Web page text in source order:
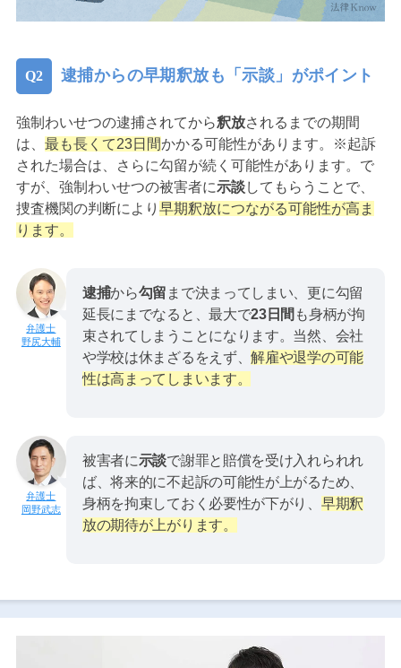
逮捕からの早期釈放も「示談」がポイント
強制わいせつの逮捕されてから釈放されるまでの期間
は、 最も長くて23日間かかる可能性があります。※起訴
された場合は、さらに勾留が続く可能性があります。で
すが、強制わいせつの被害者に示談してもらうことで、
捜査機関の判断により 早期釈放につながる可能性が高ま
ります。
野尻大輔
逮捕から勾留 まで決まってしまい、更に勾留
延長にまでなると、最大で23日間 も身柄が拘
束されてしまうことになります。当然、会社
や学校は休まざるをえず、解雇や退学の可能
性は高まってしまいます。
岡野武志
被害者に示談で謝罪と賠償を受け入れられれ
ば、将来的に不起訴の可能性が上がるため、
身柄を拘束しておく必要性が下がり、 早期釈
放の期待が上がります。